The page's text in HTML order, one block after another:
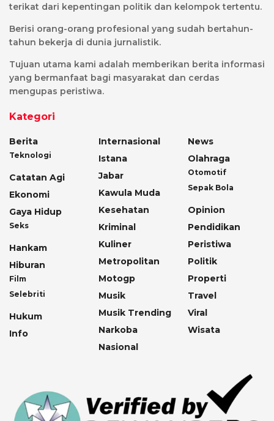
terikat dari kepentingan politik dan kelompok tertentu.
Berisi orang-orang profesional yang sudah bertahun-
tahun bekerja di dunia jurnalistik.
Tujuan utama kami adalah memberikan berita informasi
yang bermanfaat bagi masyarakat dan cerdas
mengupas peristiwa.
Kategori
Berita
Teknologi
Catatan Agi
Ekonomi
Gaya Hidup
Seks
Hankam
Hiburan
Film
Selebriti
Hukum
Info
Internasional
Istana
Jabar
Kawula Muda
Kesehatan
Kriminal
Kuliner
Metropolitan
Motogp
Musik
Musik Trending
Narkoba
Nasional
News
Olahraga
Otomotif
Sepak Bola
Opinion
Pendidikan
Peristiwa
Politik
Properti
Travel
Viral
Wisata